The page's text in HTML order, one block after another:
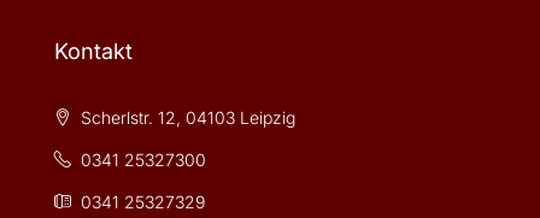
Kontakt
Scherlstr. 12, 04103 Leipzig
0341 25327300
0341 25327329